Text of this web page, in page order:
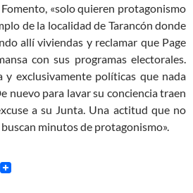
«solo quieren protagonismo
de la localidad de Tarancón donde
allí viviendas y reclamar que Page
con sus programas electorales.
y exclusivamente políticas que nada
nuevo para lavar su conciencia traen
a su Junta. Una actitud que no
minutos de protagonismo».
E